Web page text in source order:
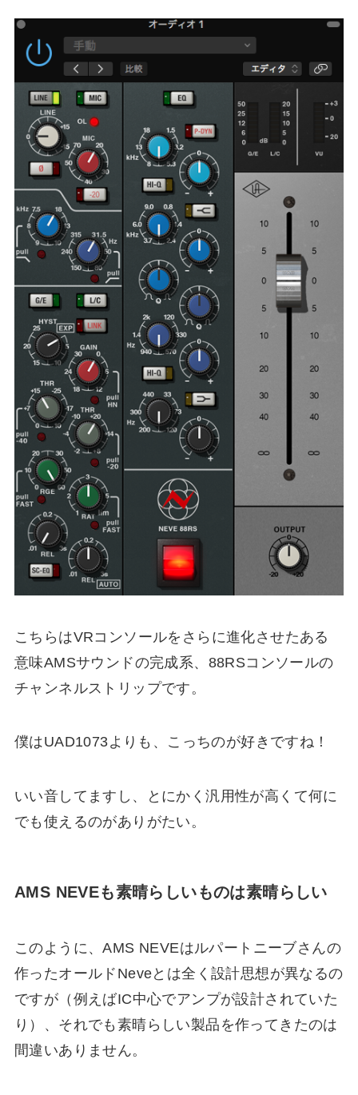
こちらはVRコンソールをさらに進化させたある
意味AMSサウンドの完成系、88RSコンソールの
チャンネルストリップです。
僕はUAD1073よりも、こっちのが好きですね！
いい音してますし、とにかく汎用性が高くて何に
でも使えるのがありがたい。
AMS NEVEも素晴らしいものは素晴らしい
このように、AMS NEVEはルパートニーブさんの
作ったオールドNeveとは全く設計思想が異なるの
ですが（例えばIC中心でアンプが設計されていた
り）、それでも素晴らしい製品を作ってきたのは
間違いありません。